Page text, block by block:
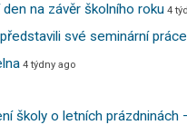
na závěr školního roku 4
své seminární práce
4 týdny ago
školy o letních prázdninách